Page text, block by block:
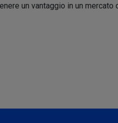
un vantaggio in un mercato